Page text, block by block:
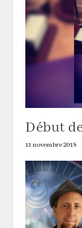
Début
11 novembre 2018